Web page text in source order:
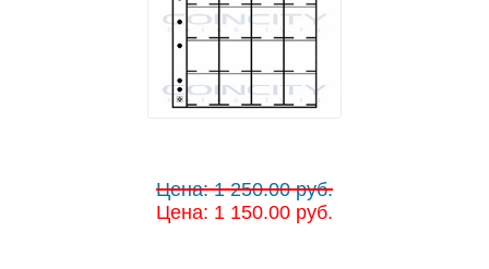
Цена: 1 250.00 руб.
Цена: 1 150.00 руб.